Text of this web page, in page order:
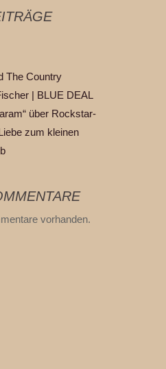
The Country
| BLUE DEAL
über Rockstar-
zum kleinen
vorhanden.